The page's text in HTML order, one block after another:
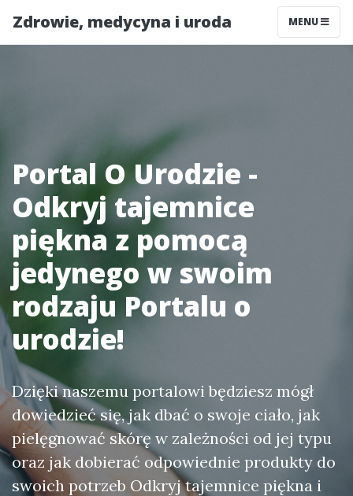
Zdrowie, medycyna i uroda MENU
Portal O Urodzie -
Odkryj tajemnice
piękna z pomocą
jedynego w swoim
rodzaju Portalu o
urodzie!
Dzięki naszemu portalowi będziesz mógł
dowiedzieć się, jak dbać o swoje ciało, jak
pielęgnować skórę w zależności od jej typu
oraz jak dobierać odpowiednie produkty do
swoich potrzeb Odkryj tajemnice piękna i